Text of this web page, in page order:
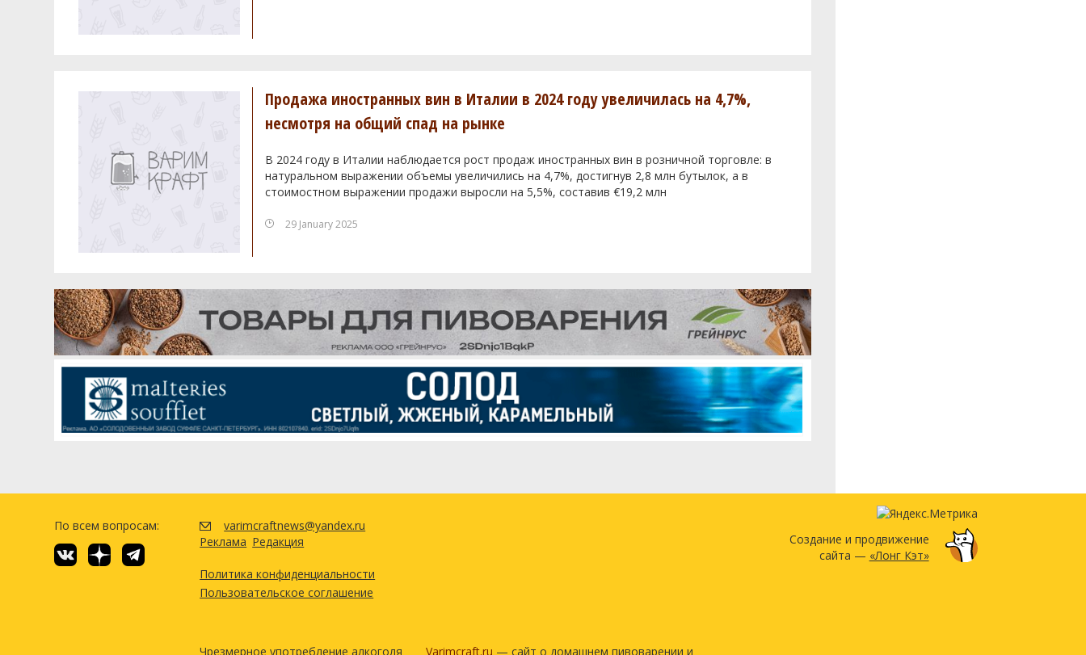
Продажа иностранных вин в Италии в 2024 году увеличилась на 4,7%,
несмотря на общий спад на рынке
В 2024 году в Италии наблюдается рост продаж иностранных вин в розничной торговле: в
натуральном выражении объемы увеличились на 4,7%, достигнув 2,8 млн бутылок, а в
стоимостном выражении продажи выросли на 5,5%, составив €19,2 млн
29 January 2025
По всем вопросам:
varimcraftnews@yandex.ru
Реклама Редакция
Политика конфиденциальности
Пользовательское соглашение
Чрезмерное употребление алкоголя Varimcraft.ru — сайт о домашнем пивоварении и
Создание и продвижение
сайта — «Лонг Кэт»